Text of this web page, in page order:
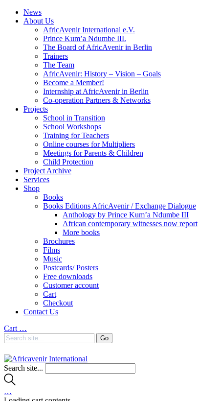
News
About Us
AfricAvenir International e.V.
Prince Kum’a Ndumbe III.
The Board of AfricAvenir in Berlin
Trainers
The Team
AfricAvenir: History – Vision – Goals
Become a Member!
Internship at AfricAvenir in Berlin
Co-operation Partners & Networks
Projects
School in Transition
School Workshops
Training for Teachers
Online courses for Multipliers
Meetings for Parents & Children
Child Protection
Project Archive
Services
Shop
Books
Books Editions AfricAvenir / Exchange Dialogue
Anthology by Prince Kum’a Ndumbe III
African contemporary witnesses now report
More books
Brochures
Films
Music
Postcards/ Posters
Free downloads
Customer account
Cart
Checkout
Contact Us
Cart …
Search site...
…